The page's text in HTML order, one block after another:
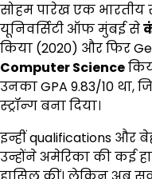
सोहम पारेख एक भारतीय
यूनिवर्सिटी ऑफ मुंबई से
किया (2020) और फिर
Computer Science
उनका GPA 9.83/10 था,
स्ट्रॉन्ग बना दिया।
इन्हीं qualifications और
उन्होंने अमेरिका की कई